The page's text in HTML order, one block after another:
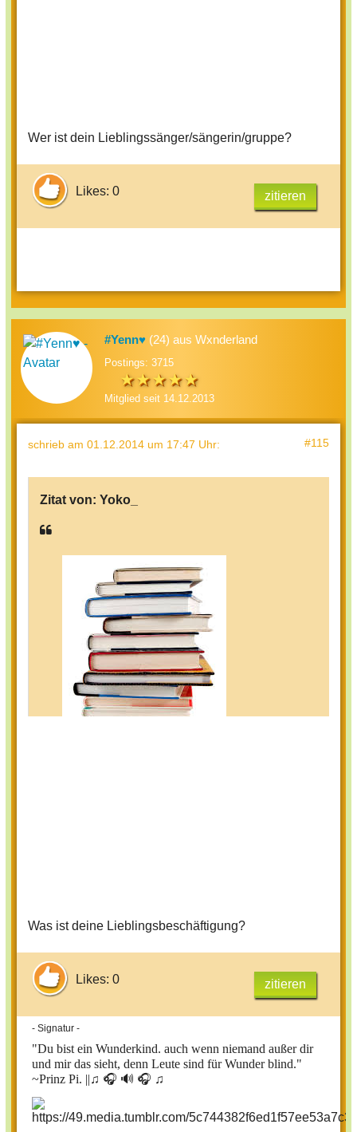
Wer ist dein Lieblingssänger/sängerin/gruppe?
Likes: 0 zitieren
#Yenn♥ (24) aus Wxnderland
Postings: 3715
Mitglied seit 14.12.2013
schrieb am 01.12.2014 um 17:47 Uhr: #115
Zitat von: Yoko_
Was ist deine Lieblingsbeschäftigung?
Likes: 0 zitieren
- Signatur -
"Du bist ein Wunderkind. auch wenn niemand außer dir
und mir das sieht, denn Leute sind für Wunder blind."
~Prinz Pi. ||♫ 🎧 🔊 🎧 ♫